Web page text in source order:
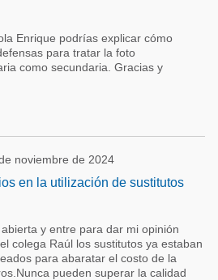
Enrique podrías explicar cómo
para tratar la foto
como secundaria. Gracias y
noviembre de 2024
en la utilización de sustitutos
y entre para dar mi opinión
colega Raúl los sustitutos ya estaban
para abaratar el costo de la
pueden superar la calidad